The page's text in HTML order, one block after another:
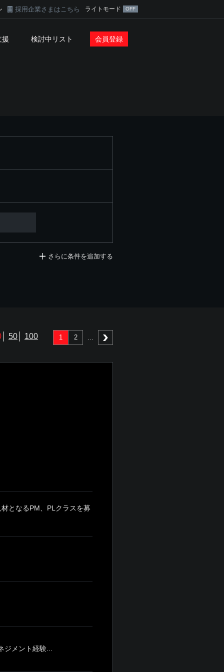
採用企業さまはこちら ライトモード
援 検討中リスト 会員登録
さらに条件を追加する
50 100 1 2
となるPM、PLクラスを募
メント経験...